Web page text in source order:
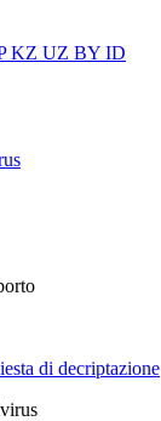
KZ UZ BY ID
di decriptazione